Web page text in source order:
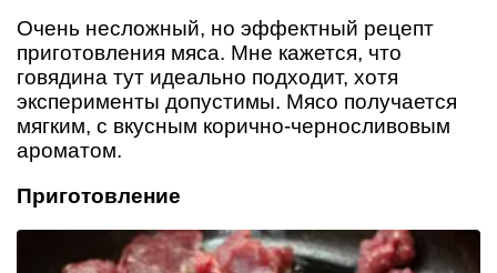
Очень несложный, но эффектный рецепт
приготовления мяса. Мне кажется, что
говядина тут идеально подходит, хотя
эксперименты допустимы. Мясо получается
мягким, с вкусным корично-черносливовым
ароматом.
Приготовление